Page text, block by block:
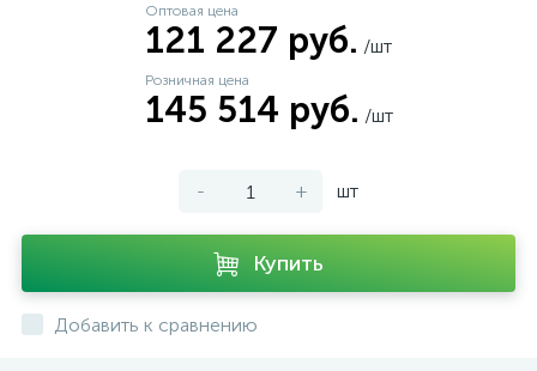
Оптовая цена
121 227 руб. /шт
Розничная цена
145 514 руб. /шт
- + шт
Купить
Добавить к сравнению